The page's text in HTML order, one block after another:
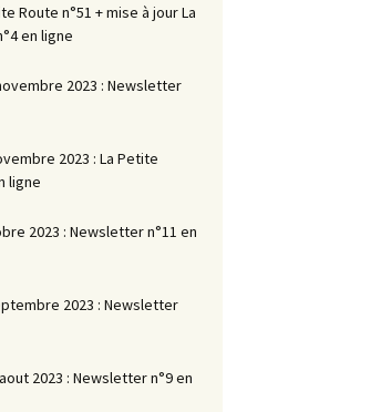
Route n°51 + mise à jour La
en ligne
2023 : Newsletter
2023 : La Petite
ligne
2023 : Newsletter n°11 en
2023 : Newsletter
2023 : Newsletter n°9 en